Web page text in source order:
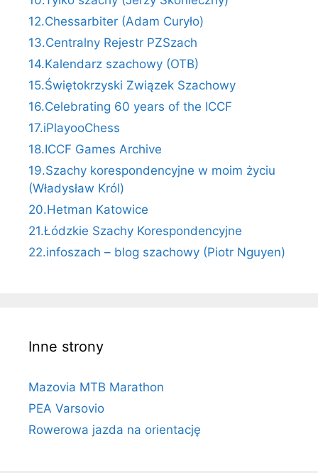
12.Chessarbiter (Adam Curyło)
13.Centralny Rejestr PZSzach
14.Kalendarz szachowy (OTB)
15.Świętokrzyski Związek Szachowy
16.Celebrating 60 years of the ICCF
17.iPlayooChess
18.ICCF Games Archive
19.Szachy korespondencyjne w moim życiu
(Władysław Król)
20.Hetman Katowice
21.Łódzkie Szachy Korespondencyjne
22.infoszach – blog szachowy (Piotr Nguyen)
Inne strony
Mazovia MTB Marathon
PEA Varsovio
Rowerowa jazda na orientację